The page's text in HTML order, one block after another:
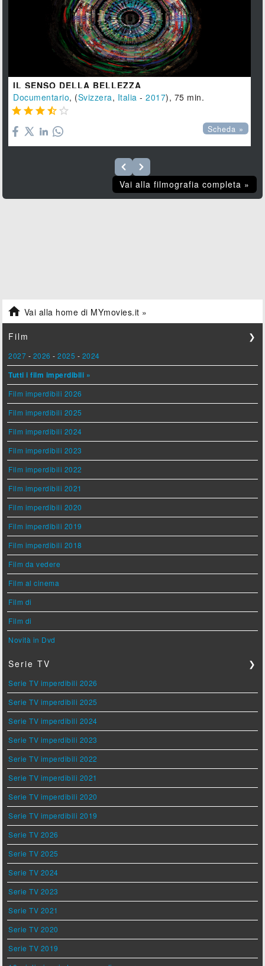
IL SENSO DELLA BELLEZZA
Documentario, (Svizzera, Italia -2017), 75 min.
    
Scheda »
Vai alla filmografia completa »
 Vai alla home di MYmovies.it »
Film ❯
2027 - 2026 -2025 - 2024
Tutti i film imperdibili »
Film imperdibili 2026
Film imperdibili 2025
Film imperdibili 2024
Film imperdibili 2023
Film imperdibili 2022
Film imperdibili 2021
Film imperdibili 2020
Film imperdibili 2019
Film imperdibili 2018
Film da vedere
Film al cinema
Film di
Film di
Novità in Dvd
Serie TV ❯
Serie TV imperdibili 2026
Serie TV imperdibili 2025
Serie TV imperdibili 2024
Serie TV imperdibili 2023
Serie TV imperdibili 2022
Serie TV imperdibili 2021
Serie TV imperdibili 2020
Serie TV imperdibili 2019
Serie TV 2026
Serie TV 2025
Serie TV 2024
Serie TV 2023
Serie TV 2021
Serie TV 2020
Serie TV 2019